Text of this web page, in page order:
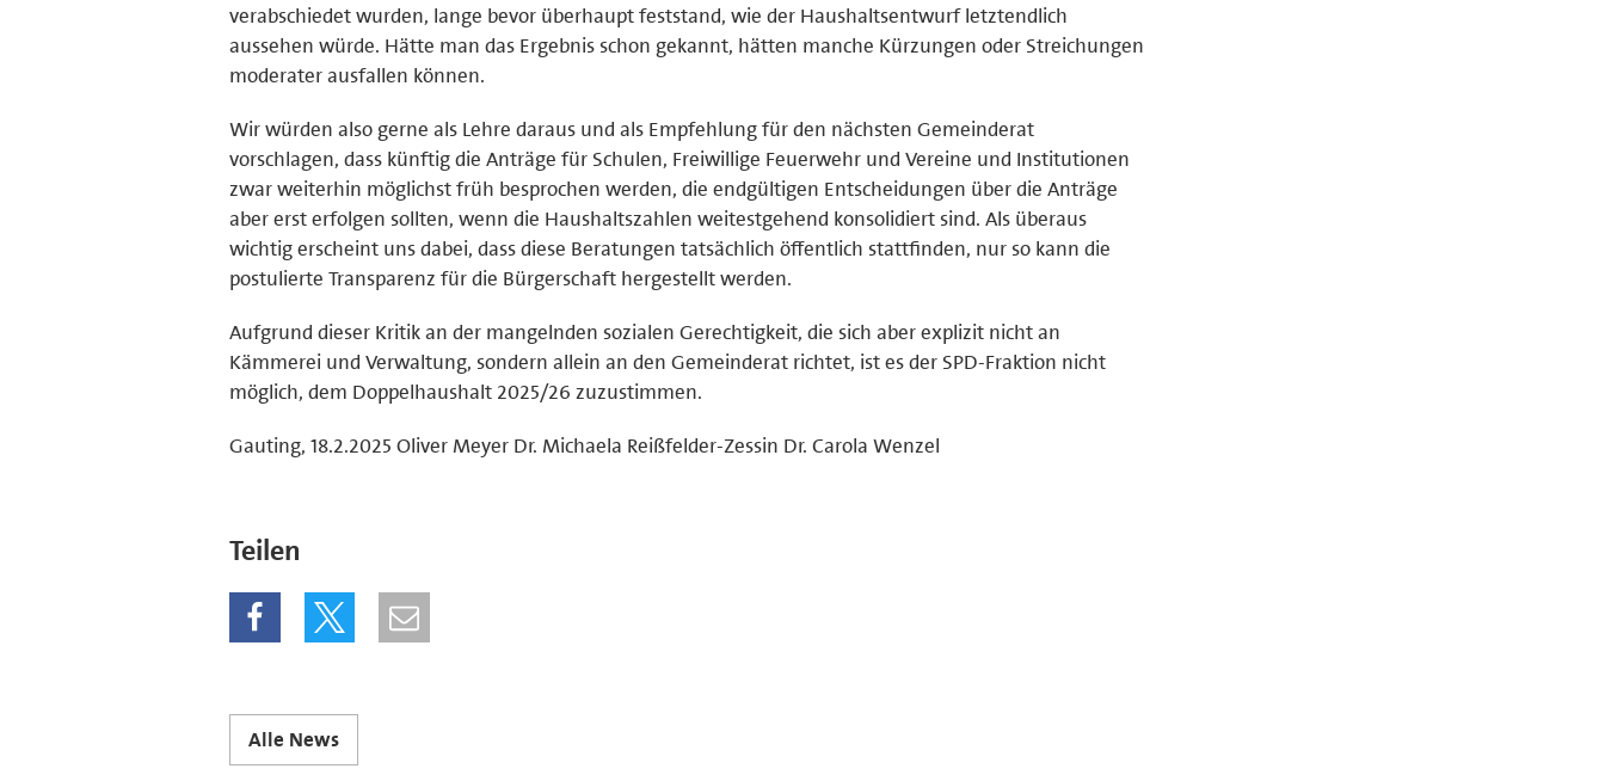
verabschiedet wurden, lange bevor überhaupt feststand, wie der Haushaltsentwurf letztendlich
aussehen würde. Hätte man das Ergebnis schon gekannt, hätten manche Kürzungen oder Streichungen
moderater ausfallen können.
Wir würden also gerne als Lehre daraus und als Empfehlung für den nächsten Gemeinderat
vorschlagen, dass künftig die Anträge für Schulen, Freiwillige Feuerwehr und Vereine und Institutionen
zwar weiterhin möglichst früh besprochen werden, die endgültigen Entscheidungen über die Anträge
aber erst erfolgen sollten, wenn die Haushaltszahlen weitestgehend konsolidiert sind. Als überaus
wichtig erscheint uns dabei, dass diese Beratungen tatsächlich öffentlich stattfinden, nur so kann die
postulierte Transparenz für die Bürgerschaft hergestellt werden.
Aufgrund dieser Kritik an der mangelnden sozialen Gerechtigkeit, die sich aber explizit nicht an
Kämmerei und Verwaltung, sondern allein an den Gemeinderat richtet, ist es der SPD-Fraktion nicht
möglich, dem Doppelhaushalt 2025/26 zuzustimmen.
Gauting, 18.2.2025 Oliver Meyer Dr. Michaela Reißfelder-Zessin Dr. Carola Wenzel
Teilen
Alle News